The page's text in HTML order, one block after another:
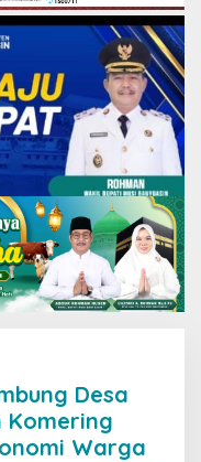
Desa
Komering
Warga